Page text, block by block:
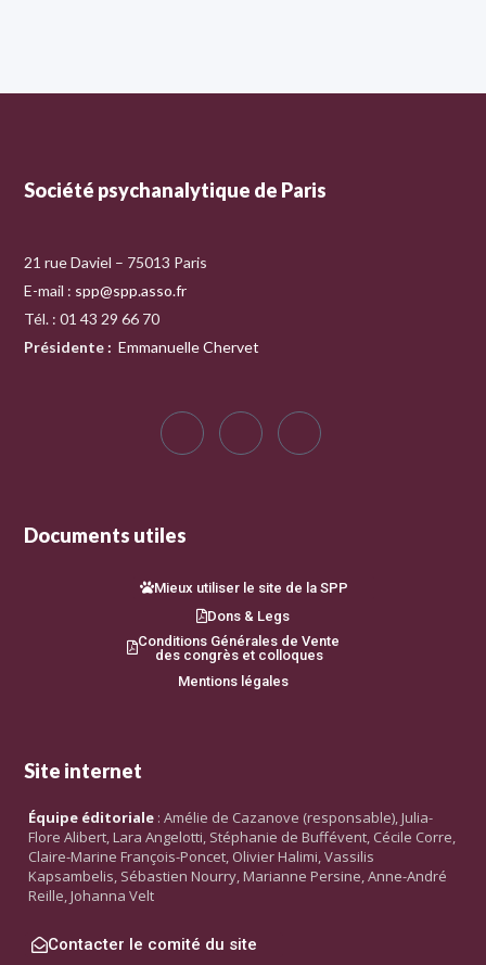
Société psychanalytique de Paris
21 rue Daviel – 75013 Paris
E-mail : spp@spp.asso.fr
Tél. : 01 43 29 66 70
Présidente : Emmanuelle Chervet
Documents utiles
Mieux utiliser le site de la SPP
Dons & Legs
Conditions Générales de Vente
des congrès et colloques
Mentions légales
Site internet
Équipe éditoriale : Amélie de Cazanove (responsable), Julia-
Flore Alibert, Lara Angelotti, Stéphanie de Buffévent, Cécile Corre,
Claire-Marine François-Poncet, Olivier Halimi, Vassilis
Kapsambelis, Sébastien Nourry, Marianne Persine, Anne-André
Reille, Johanna Velt
Contacter le comité du site